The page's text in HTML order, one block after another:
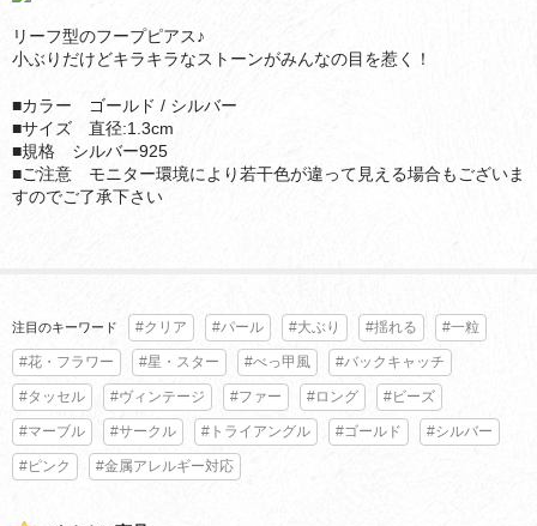
リーフ型のフープピアス♪
小ぶりだけどキラキラなストーンがみんなの目を惹く！
■カラー ゴールド / シルバー
■サイズ 直径:1.3cm
■規格 シルバー925
■ご注意 モニター環境により若干色が違って見える場合もございま
すのでご了承下さい
注目のキーワード #クリア #パール #大ぶり #揺れる #一粒
#花・フラワー #星・スター #べっ甲風 #バックキャッチ
#タッセル #ヴィンテージ #ファー #ロング #ビーズ
#マーブル #サークル #トライアングル #ゴールド #シルバー
#ピンク #金属アレルギー対応